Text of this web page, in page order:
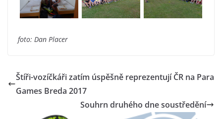
foto: Dan Placer
Štíři-vozíčkáři zatím úspěšně reprezentují ČR na Para
Games Breda 2017
Souhrn druhého dne soustředění